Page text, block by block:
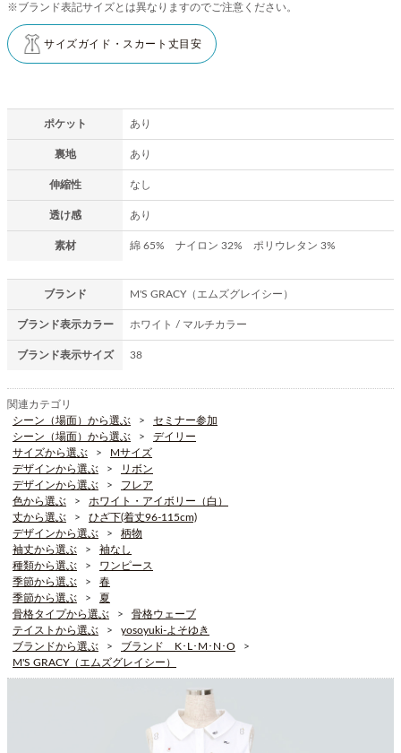
※ブランド表記サイズとは異なりますのでご注意ください。
サイズガイド・スカート丈目安
ポケット あり
裏地 あり
伸縮性 なし
透け感 あり
素材 綿 65% ナイロン 32% ポリウレタン 3%
ブランド M'S GRACY（エムズグレイシー）
ブランド表示カラー ホワイト / マルチカラー
ブランド表示サイズ 38
関連カテゴリ
シーン（場面）から選ぶ
セミナー参加
シーン（場面）から選ぶ
デイリー
サイズから選ぶ
Mサイズ
デザインから選ぶ
リボン
デザインから選ぶ
フレア
色から選ぶ
ホワイト・アイボリー（白）
丈から選ぶ
ひざ下(着丈96-115cm)
デザインから選ぶ
柄物
袖丈から選ぶ
袖なし
種類から選ぶ
ワンピース
季節から選ぶ
春
季節から選ぶ
夏
骨格タイプから選ぶ
骨格ウェーブ
テイストから選ぶ
yosoyuki-よそゆき
ブランドから選ぶ
ブランド K･L･M･N･O
M'S GRACY（エムズグレイシー）